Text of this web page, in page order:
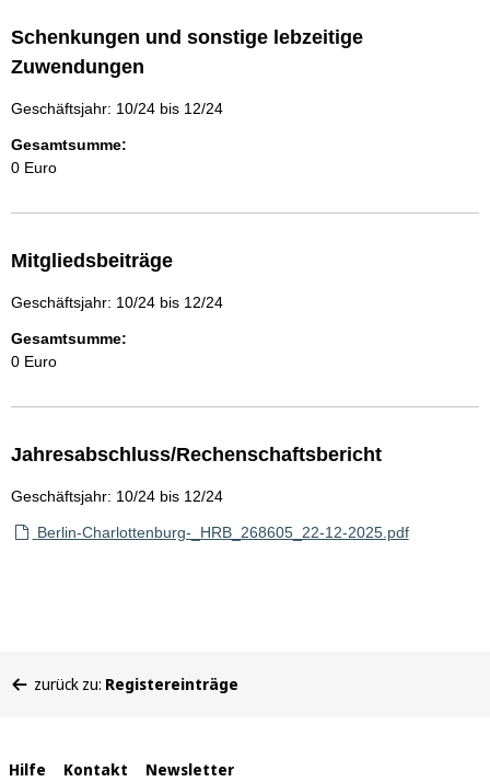
Schenkungen und sonstige lebzeitige
Zuwendungen
Geschäftsjahr: 10/24 bis 12/24
Gesamtsumme:
0 Euro
Mitgliedsbeiträge
Geschäftsjahr: 10/24 bis 12/24
Gesamtsumme:
0 Euro
Jahresabschluss/Rechenschaftsbericht
Geschäftsjahr: 10/24 bis 12/24
Berlin-Charlottenburg-_HRB_268605_22-12-2025.pdf
befinden
zurück zu: Registereinträge
Interne
Hilfe Kontakt Newsletter